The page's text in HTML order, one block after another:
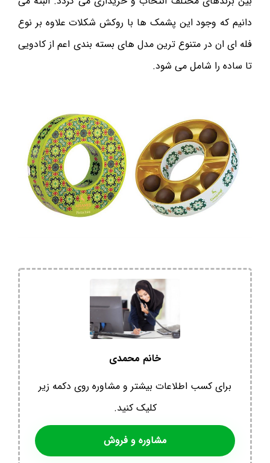
دانیم که وجود این پشمک ها با روکش شکلات علاوه بر نوع
فله ای ان در متنوع ترین مدل های بسته بندی اعم از کادویی
تا ساده را شامل می شود.
خانم محمدی
برای کسب اطلاعات بیشتر و مشاوره روی دکمه زیر
کلیک کنید.
مشاوره و فروش